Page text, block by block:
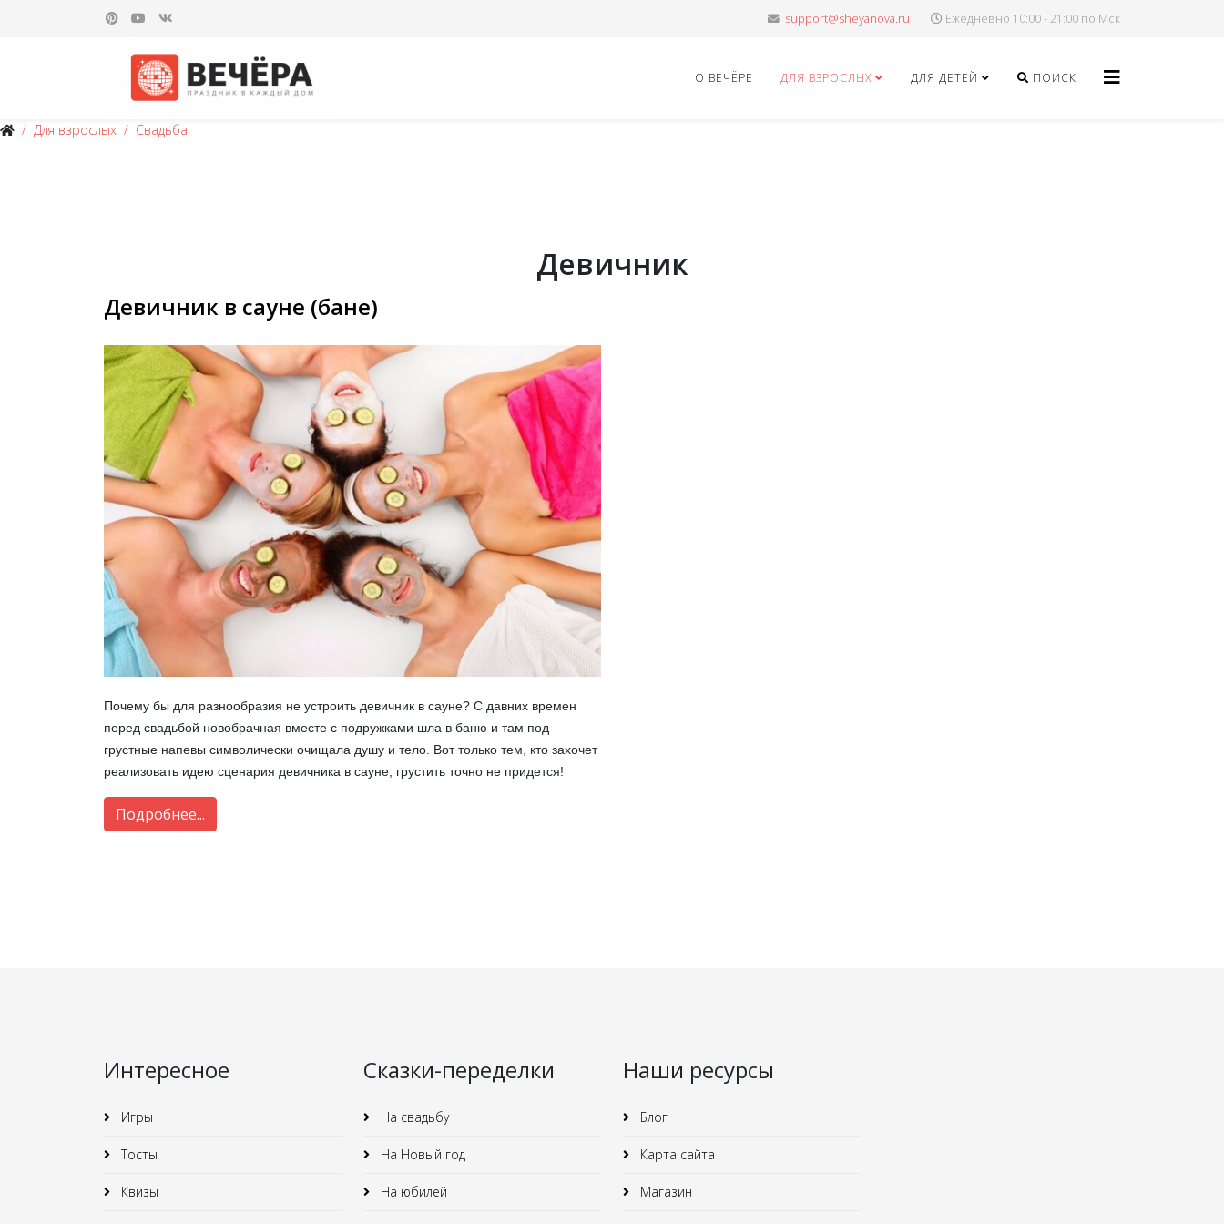
Ежедневно 10:00 - 21:00 по Мск
О ВЕЧЁРЕ ДЛЯ ВЗРОСЛЫХ ДЛЯ ДЕТЕЙ ПОИСК
Для взрослых Свадьба
Девичник
Девичник в сауне (бане)
Почему бы для разнообразия не устроить девичник в сауне? С давних времен
перед свадьбой новобрачная вместе с подружками шла в баню и там под
грустные напевы символически очищала душу и тело. Вот только тем, кто захочет
реализовать идею сценария девичника в сауне, грустить точно не придется!
Подробнее...
Интересное
Игры
Тосты
Квизы
Сказки-переделки
На свадьбу
На Новый год
На юбилей
Наши ресурсы
Блог
Карта сайта
Магазин